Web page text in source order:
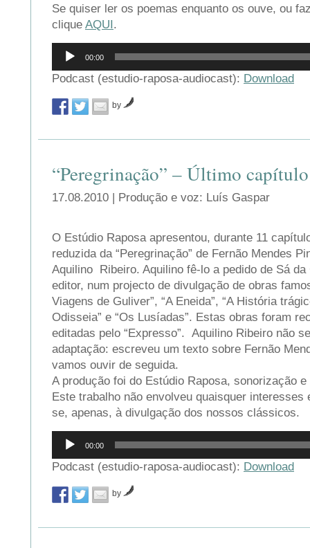
Se quiser ler os poemas enquanto os ouve, ou
clique AQUI.
Reprodutor
áudio
00:00
Podcast (estudio-raposa-audiocast): Download
by
“Peregrinação” – Último
17.08.2010 | Produção e voz: Luís Gaspar
O Estúdio Raposa apresentou, durante 11
reduzida da “Peregrinação” de Fernão Mendes
Aquilino Ribeiro. Aquilino fê-lo a pedido de Sá
editor, num projecto de divulgação de obras
Viagens de Guliver”, “A Eneida”, “A História
Odisseia” e “Os Lusíadas”. Estas obras foram
editadas pelo “Expresso”. Aquilino Ribeiro não
adaptação: escreveu um texto sobre Fernão
vamos ouvir de seguida.
A produção foi do Estúdio Raposa, sonorização
Este trabalho não envolveu quaisquer interesses
se, apenas, à divulgação dos nossos clássicos.
Reprodutor
áudio
00:00
Podcast (estudio-raposa-audiocast): Download
by